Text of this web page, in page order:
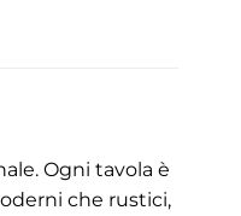
Ogni tavola è
che rustici,